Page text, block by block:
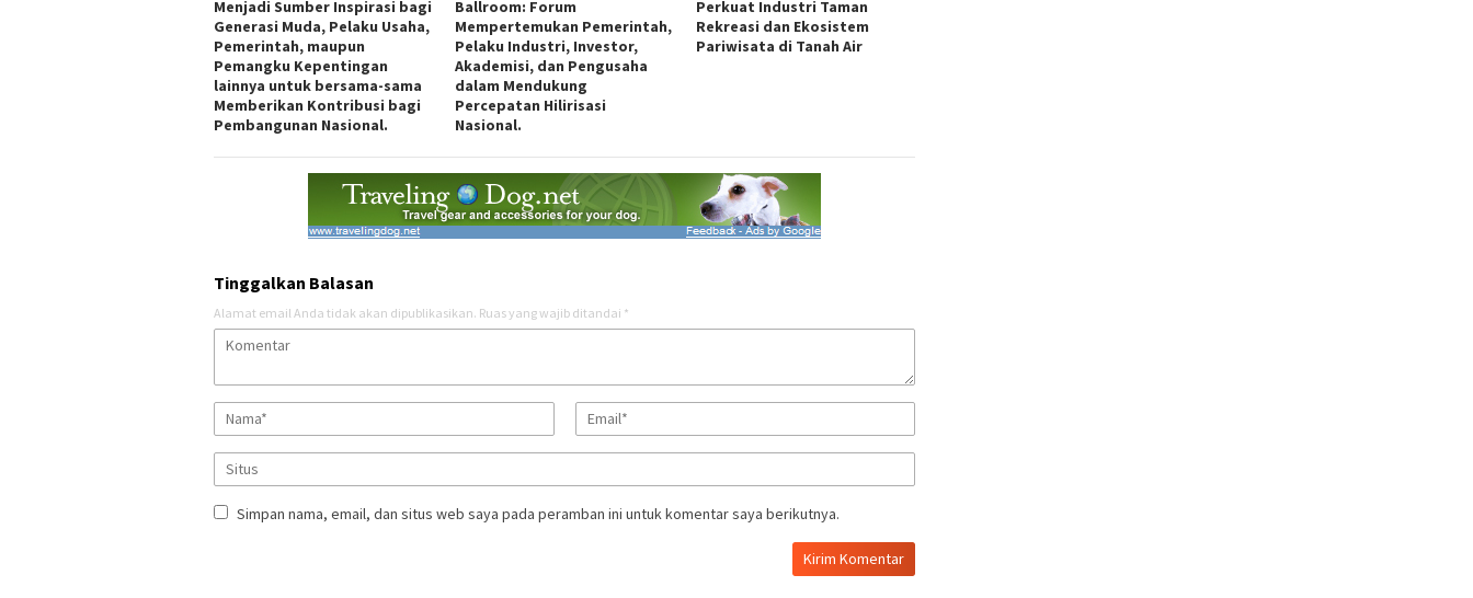
Menjadi Sumber Inspirasi bagi
Generasi Muda, Pelaku Usaha,
Pemerintah, maupun
Pemangku Kepentingan
lainnya untuk bersama-sama
Memberikan Kontribusi bagi
Pembangunan Nasional.
Ballroom: Forum
Mempertemukan Pemerintah,
Pelaku Industri, Investor,
Akademisi, dan Pengusaha
dalam Mendukung
Percepatan Hilirisasi
Nasional.
Perkuat Industri Taman
Rekreasi dan Ekosistem
Pariwisata di Tanah Air
Tinggalkan Balasan
Alamat email Anda tidak akan dipublikasikan. Ruas yang wajib ditandai *
Simpan nama, email, dan situs web saya pada peramban ini untuk komentar saya berikutnya.